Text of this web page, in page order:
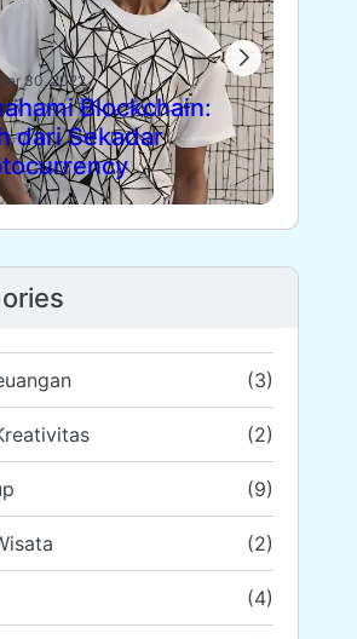
30, 2022
Blockchain:
dari Sekadar
(3)
(2)
(9)
(2)
(4)